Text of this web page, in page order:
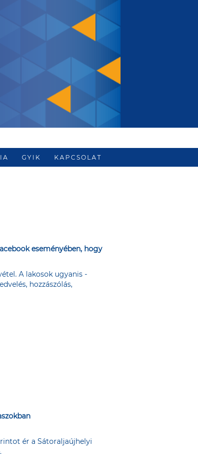
GYIK KAPCSOLAT
eseményében, hogy
A lakosok ugyanis -
hozzászólás,
ér a Sátoraljaújhelyi